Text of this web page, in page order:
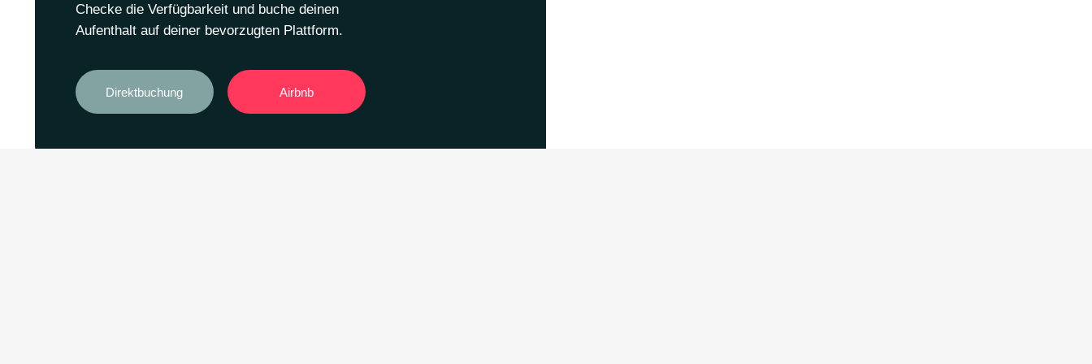
Checke die Verfügbarkeit und buche deinen
Aufenthalt auf deiner bevorzugten Plattform.
Direktbuchung Airbnb